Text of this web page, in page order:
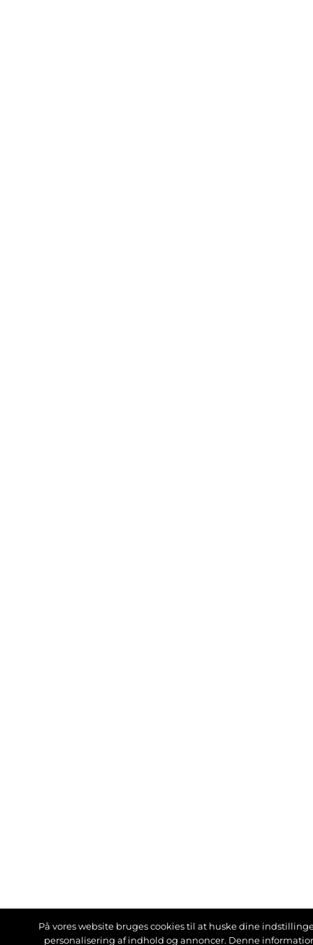
På vores website bruges cookies til at huske dine
personalisering af indhold og annoncer. Denne